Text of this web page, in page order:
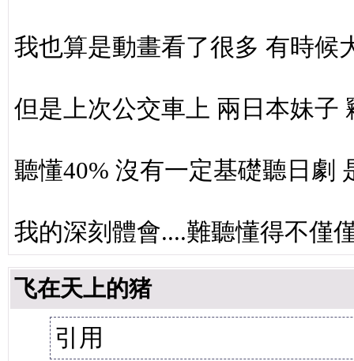
我也算是動畫看了很多 有時候
但是上次公交車上 兩日本妹子
聽懂40% 沒有一定基礎聽日劇
我的深刻體會....難聽懂得不僅
飞在天上的猪
引用